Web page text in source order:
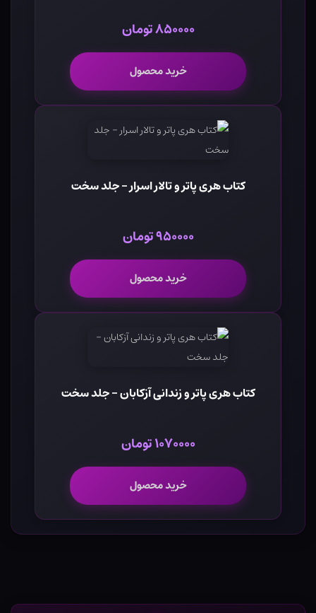
۸۵۰۰۰۰ تومان
خرید محصول
کتاب هری پاتر و تالار اسرار - جلد سخت
۹۵۰۰۰۰ تومان
خرید محصول
کتاب هری پاتر و زندانی آزکابان - جلد سخت
۱۰۷۰۰۰۰ تومان
خرید محصول